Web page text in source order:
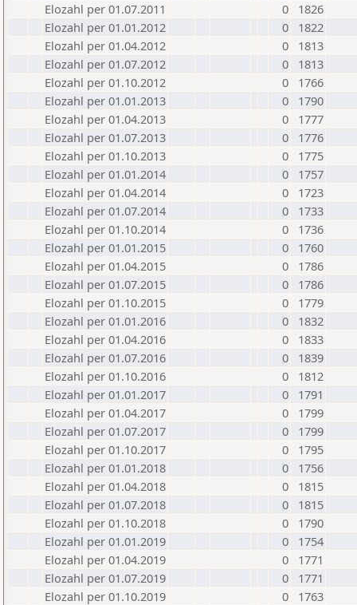
Elozahl per 01.07.2011
0
1826
Elozahl per 01.01.2012
0
1822
Elozahl per 01.04.2012
0
1813
Elozahl per 01.07.2012
0
1813
Elozahl per 01.10.2012
0
1766
Elozahl per 01.01.2013
0
1790
Elozahl per 01.04.2013
0
1777
Elozahl per 01.07.2013
0
1776
Elozahl per 01.10.2013
0
1775
Elozahl per 01.01.2014
0
1757
Elozahl per 01.04.2014
0
1723
Elozahl per 01.07.2014
0
1733
Elozahl per 01.10.2014
0
1736
Elozahl per 01.01.2015
0
1760
Elozahl per 01.04.2015
0
1786
Elozahl per 01.07.2015
0
1786
Elozahl per 01.10.2015
0
1779
Elozahl per 01.01.2016
0
1832
Elozahl per 01.04.2016
0
1833
Elozahl per 01.07.2016
0
1839
Elozahl per 01.10.2016
0
1812
Elozahl per 01.01.2017
0
1791
Elozahl per 01.04.2017
0
1799
Elozahl per 01.07.2017
0
1799
Elozahl per 01.10.2017
0
1795
Elozahl per 01.01.2018
0
1756
Elozahl per 01.04.2018
0
1815
Elozahl per 01.07.2018
0
1815
Elozahl per 01.10.2018
0
1790
Elozahl per 01.01.2019
0
1754
Elozahl per 01.04.2019
0
1771
Elozahl per 01.07.2019
0
1771
Elozahl per 01.10.2019
0
1763